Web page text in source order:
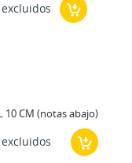
10 CM (notas abajo)